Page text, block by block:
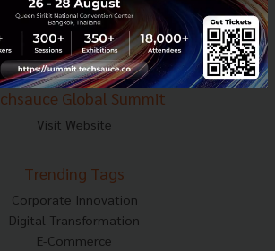
Privacy Policy
ส่งบทความ
Global Summit
Visit Website
Trending Tags
Corporate Innovation
Digital Transformation
E-Commerce